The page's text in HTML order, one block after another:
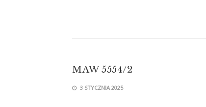
MAW 5554/2
3 STYCZNIA 2025